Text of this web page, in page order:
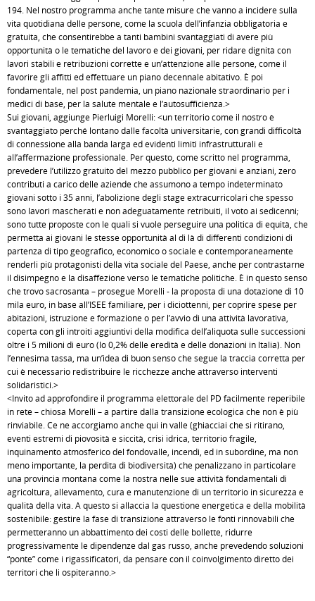
194. Nel nostro programma anche tante misure che vanno a incidere sulla
vita quotidiana delle persone, come la scuola dell’infanzia obbligatoria e
gratuita, che consentirebbe a tanti bambini svantaggiati di avere più
opportunità o le tematiche del lavoro e dei giovani, per ridare dignità con
lavori stabili e retribuzioni corrette e un’attenzione alle persone, come il
favorire gli affitti ed effettuare un piano decennale abitativo. È poi
fondamentale, nel post pandemia, un piano nazionale straordinario per i
medici di base, per la salute mentale e l’autosufficienza.>
Sui giovani, aggiunge Pierluigi Morelli: <un territorio come il nostro è
svantaggiato perché lontano dalle facoltà universitarie, con grandi difficoltà
di connessione alla banda larga ed evidenti limiti infrastrutturali e
all’affermazione professionale. Per questo, come scritto nel programma,
prevedere l’utilizzo gratuito del mezzo pubblico per giovani e anziani, zero
contributi a carico delle aziende che assumono a tempo indeterminato
giovani sotto i 35 anni, l’abolizione degli stage extracurricolari che spesso
sono lavori mascherati e non adeguatamente retribuiti, il voto ai sedicenni;
sono tutte proposte con le quali si vuole perseguire una politica di equità, che
permetta ai giovani le stesse opportunità al di là di differenti condizioni di
partenza di tipo geografico, economico o sociale e contemporaneamente
renderli più protagonisti della vita sociale del Paese, anche per contrastarne
il disimpegno e la disaffezione verso le tematiche politiche. È in questo senso
che trovo sacrosanta – prosegue Morelli - la proposta di una dotazione di 10
mila euro, in base all’ISEE familiare, per i diciottenni, per coprire spese per
abitazioni, istruzione e formazione o per l’avvio di una attività lavorativa,
coperta con gli introiti aggiuntivi della modifica dell’aliquota sulle successioni
oltre i 5 milioni di euro (lo 0,2% delle eredità e delle donazioni in Italia). Non
l’ennesima tassa, ma un’idea di buon senso che segue la traccia corretta per
cui è necessario redistribuire le ricchezze anche attraverso interventi
solidaristici.>
<Invito ad approfondire il programma elettorale del PD facilmente reperibile
in rete – chiosa Morelli – a partire dalla transizione ecologica che non è più
rinviabile. Ce ne accorgiamo anche qui in valle (ghiacciai che si ritirano,
eventi estremi di piovosità e siccità, crisi idrica, territorio fragile,
inquinamento atmosferico del fondovalle, incendi, ed in subordine, ma non
meno importante, la perdita di biodiversità) che penalizzano in particolare
una provincia montana come la nostra nelle sue attività fondamentali di
agricoltura, allevamento, cura e manutenzione di un territorio in sicurezza e
qualità della vita. A questo si allaccia la questione energetica e della mobilità
sostenibile: gestire la fase di transizione attraverso le fonti rinnovabili che
permetteranno un abbattimento dei costi delle bollette, ridurre
progressivamente le dipendenze dal gas russo, anche prevedendo soluzioni
“ponte” come i rigassificatori, da pensare con il coinvolgimento diretto dei
territori che li ospiteranno.>